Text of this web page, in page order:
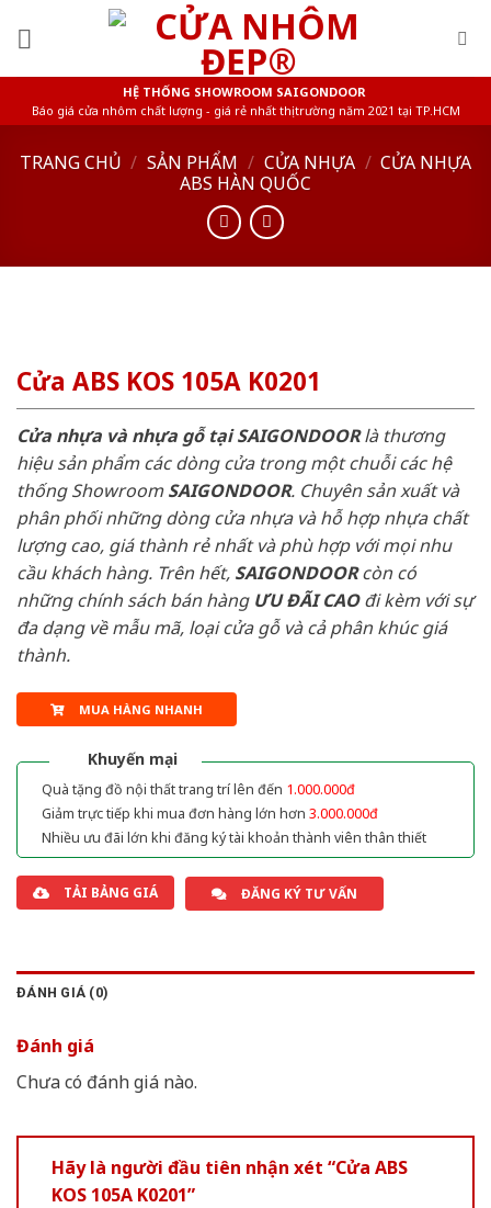
HỆ THỐNG SHOWROOM SAIGONDOOR
Báo giá cửa nhôm chất lượng - giá rẻ nhất thị trường năm 2021 tại TP.HCM
TRANG CHỦ / SẢN PHẨM / CỬA NHỰA / CỬA NHỰA
ABS HÀN QUỐC
Cửa ABS KOS 105A K0201
Cửa nhựa và nhựa gỗ tại SAIGONDOORlà thương
hiệu sản phẩm các dòng cửa trong một chuỗi các hệ
thống ShowroomSAIGONDOOR. Chuyên sản xuất và
phân phối những dòng cửa nhựa và hỗ hợp nhựa chất
lượng cao, giá thành rẻ nhất và phù hợp với mọi nhu
cầu khách hàng. Trên hết, SAIGONDOORcòn có
những chính sách bán hàng ƯU ĐÃI CAOđi kèm với sự
đa dạng về mẫu mã, loại cửa gỗ và cả phân khúc giá
thành.
MUA HÀNG NHANH
Khuyến mại
Quà tặng đồ nội thất trang trí lên đến 1.000.000đ
Giảm trực tiếp khi mua đơn hàng lớn hơn 3.000.000đ
Nhiều ưu đãi lớn khi đăng ký tài khoản thành viên thân thiết
TẢI BẢNG GIÁ ĐĂNG KÝ TƯ VẤN
ĐÁNH GIÁ (0)
Đánh giá
Chưa có đánh giá nào.
Hãy là người đầu tiên nhận xét “Cửa ABS
KOS 105A K0201”